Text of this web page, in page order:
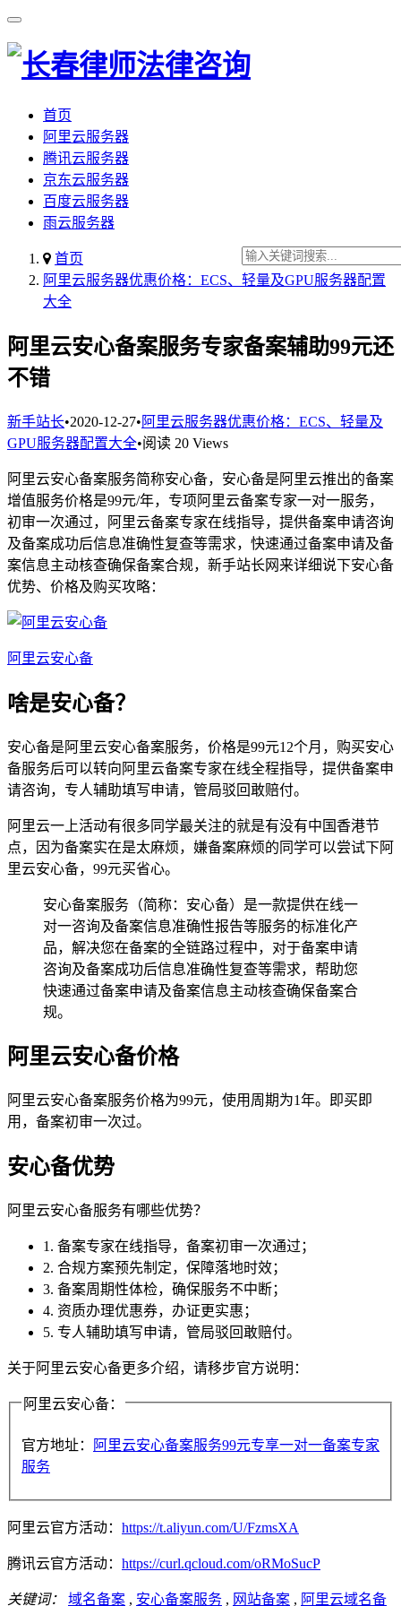
首页
阿里云服务器
腾讯云服务器
京东云服务器
百度云服务器
雨云服务器
首页
阿里云服务器优惠价格：ECS、轻量及GPU服务器配置
大全
阿里云安心备案服务专家备案辅助99元还
不错
新手站长•2020-12-27• 阿里云服务器优惠价格：ECS、轻量及
GPU服务器配置大全•阅读 20 Views
阿里云安心备案服务简称安心备，安心备是阿里云推出的备案
增值服务价格是99元/年，专项阿里云备案专家一对一服务，
初审一次通过，阿里云备案专家在线指导，提供备案申请咨询
及备案成功后信息准确性复查等需求，快速通过备案申请及备
案信息主动核查确保备案合规，新手站长网来详细说下安心备
优势、价格及购买攻略：
阿里云安心备
啥是安心备？
安心备是阿里云安心备案服务，价格是99元12个月，购买安心
备服务后可以转向阿里云备案专家在线全程指导，提供备案申
请咨询，专人辅助填写申请，管局驳回敢赔付。
阿里云一上活动有很多同学最关注的就是有没有中国香港节
点，因为备案实在是太麻烦，嫌备案麻烦的同学可以尝试下阿
里云安心备，99元买省心。
安心备案服务（简称：安心备）是一款提供在线一
对一咨询及备案信息准确性报告等服务的标准化产
品，解决您在备案的全链路过程中，对于备案申请
咨询及备案成功后信息准确性复查等需求，帮助您
快速通过备案申请及备案信息主动核查确保备案合
规。
阿里云安心备价格
阿里云安心备案服务价格为99元，使用周期为1年。即买即
用，备案初审一次过。
安心备优势
阿里云安心备服务有哪些优势？
1. 备案专家在线指导，备案初审一次通过；
2. 合规方案预先制定，保障落地时效；
3. 备案周期性体检，确保服务不中断；
4. 资质办理优惠券，办证更实惠；
5. 专人辅助填写申请，管局驳回敢赔付。
关于阿里云安心备更多介绍，请移步官方说明：
阿里云安心备：
官方地址：
阿里云安心备案服务99元专享一对一备案专家
服务
阿里云官方活动： https://t.aliyun.com/U/FzmsXA
腾讯云官方活动： https://curl.qcloud.com/oRMoSucP
关键词： 域名备案 , 安心备案服务 , 网站备案 , 阿里云域名备